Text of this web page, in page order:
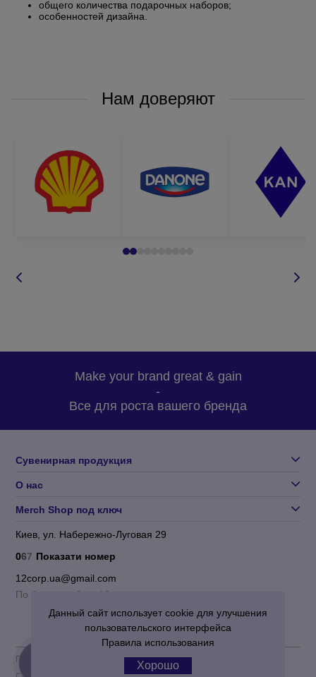
общего количества подарочных наборов;
особенностей дизайна.
Нам доверяют
Make your brand great & gain
-
Все для роста вашего бренда
Сувенирная продукция
О нас
Merch Shop под ключ
Киев, ул. Набережно-Луговая 29
067 Показати номер
12corp.ua@gmail.com
По будням с 9 до 18
Пользовательское соглашение|Политика конфиденциальности
Данный сайт использует cookie для улучшения
пользовательского интерфейса
Правила использования
Хорошо